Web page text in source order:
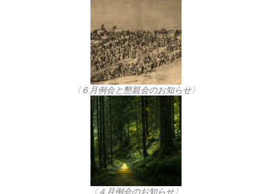
〈６月例会と懇親会のお知らせ〉
〈４月例会のお知らせ〉